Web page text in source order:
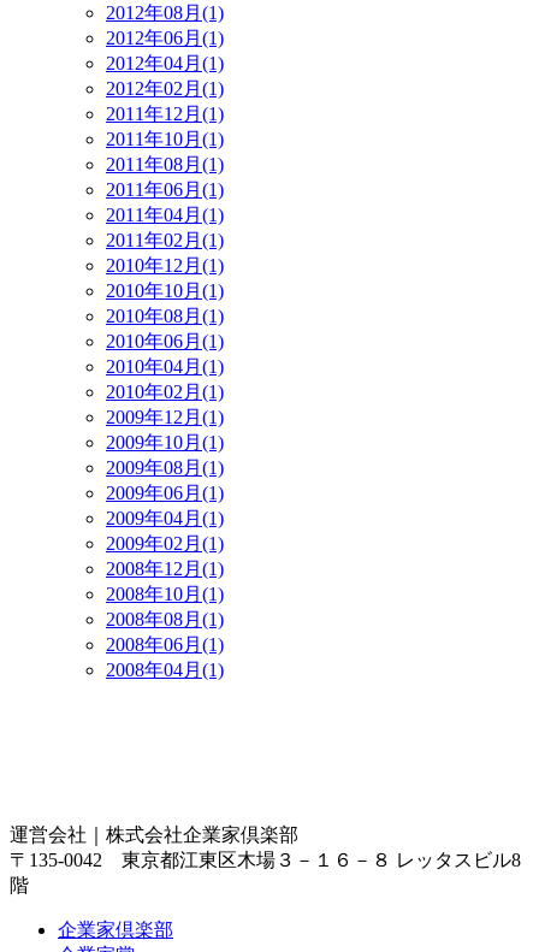
2012年08月(1)
2012年06月(1)
2012年04月(1)
2012年02月(1)
2011年12月(1)
2011年10月(1)
2011年08月(1)
2011年06月(1)
2011年04月(1)
2011年02月(1)
2010年12月(1)
2010年10月(1)
2010年08月(1)
2010年06月(1)
2010年04月(1)
2010年02月(1)
2009年12月(1)
2009年10月(1)
2009年08月(1)
2009年06月(1)
2009年04月(1)
2009年02月(1)
2008年12月(1)
2008年10月(1)
2008年08月(1)
2008年06月(1)
2008年04月(1)
運営会社｜ 株式会社企業家倶楽部
〒135-0042 東京都江東区木場３－１６－８ レッタスビル8
階
企業家倶楽部